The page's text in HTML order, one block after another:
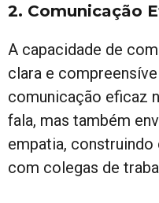
2. Comunicação
A capacidade de
clara e
comunicação eficaz
fala, mas também
empatia,
com colegas de